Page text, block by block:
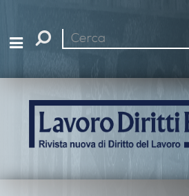
Cerca